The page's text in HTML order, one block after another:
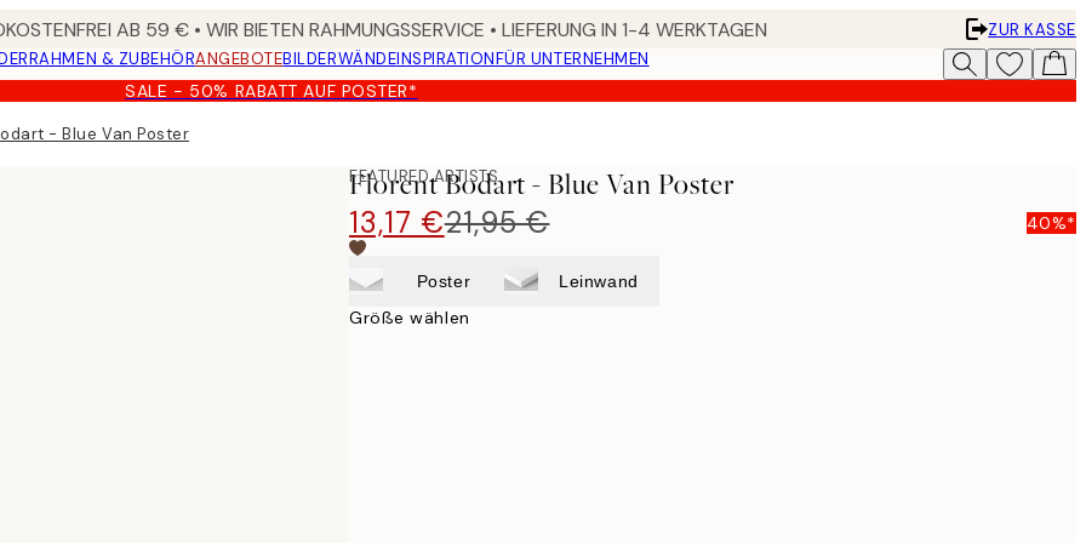
AB 59 € • WIR BIETEN RAHMUNGSSERVICE • LIEFERUNG IN 1-4 WERKTAGEN
ZUR KASSE
RAHMEN & ZUBEHÖRANGEBOTEBILDERWÄNDEINSPIRATIONFÜR UNTERNEHMEN
SALE - 50% RABATT AUF POSTER*
- Blue Van Poster
FEATURED ARTISTS
Florent Bodart - Blue Van Poster
13,17 €21,95 € 40%*
Poster Leinwand
Größe wählen